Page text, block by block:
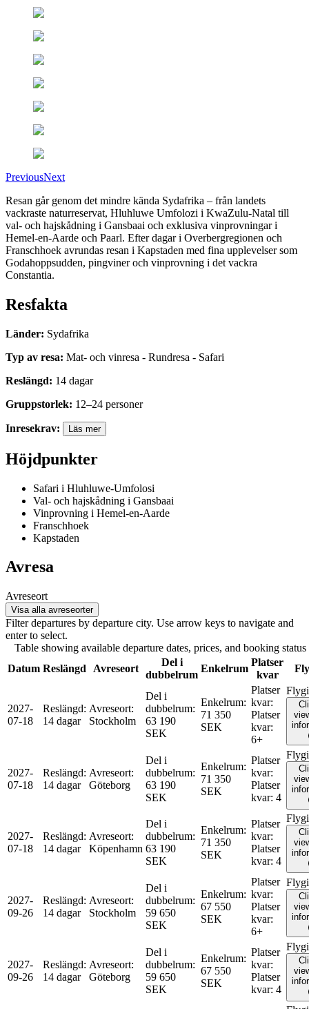
PreviousNext
Resan går genom det mindre kända Sydafrika – från landets
vackraste naturreservat, Hluhluwe Umfolozi i KwaZulu-Natal till
val- och hajskådning i Gansbaai och exklusiva vinprovningar i
Hemel-en-Aarde och Paarl. Efter dagar i Overbergregionen och
Franschhoek avrundas resan i Kapstaden med fina upplevelser som
Godahoppsudden, pingviner och vinprovning i det vackra
Constantia.
Resfakta
Länder: Sydafrika
Typ av resa: Mat- och vinresa - Rundresa - Safari
Reslängd: 14 dagar
Gruppstorlek: 12–24 personer
Inresekrav: Läs mer
Höjdpunkter
Safari i Hluhluwe-Umfolosi
Val- och hajskådning i Gansbaai
Vinprovning i Hemel-en-Aarde
Franschhoek
Kapstaden
Avresa
Avreseort
Visa alla avreseorter
Filter departures by departure city. Use arrow keys to navigate and
enter to select.
Table showing available departure dates, prices, and booking
Datum Reslängd Avreseort
Del i
dubbelrum
Enkelrum
Platser
kvar
2027-
07-18
Reslängd:
14 dagar
Avreseort:
Stockholm
Del i
dubbelrum:
63 190
SEK
Enkelrum:
71 350
SEK
Platser
kvar:
Platser
kvar:
6+
2027-
07-18
Reslängd:
14 dagar
Avreseort:
Göteborg
Del i
dubbelrum:
63 190
SEK
Enkelrum:
71 350
SEK
Platser
kvar:
Platser
kvar: 4
2027-
07-18
Reslängd:
14 dagar
Avreseort:
Köpenhamn
Del i
dubbelrum:
63 190
SEK
Enkelrum:
71 350
SEK
Platser
kvar:
Platser
kvar: 4
2027-
09-26
Reslängd:
14 dagar
Avreseort:
Stockholm
Del i
dubbelrum:
59 650
SEK
Enkelrum:
67 550
SEK
Platser
kvar:
Platser
kvar:
6+
2027-
09-26
Reslängd:
14 dagar
Avreseort:
Göteborg
Del i
dubbelrum:
59 650
SEK
Enkelrum:
67 550
SEK
Platser
kvar:
Platser
kvar: 4